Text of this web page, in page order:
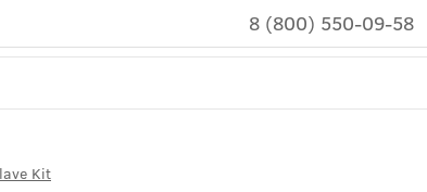
8 (800) 550-09-58
Kit